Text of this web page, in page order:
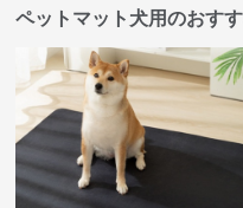
ペットマット犬用のおす